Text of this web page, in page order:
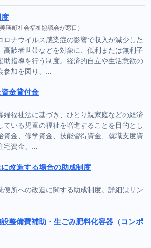
瑛町社会福祉協議会が窓口）
ロナウイルス感染症の影響で収入が減少した
高齢者世帯などを対象に、低利または無利子
助指導を行う制度。経済的自立や生活意欲の
参加を図り、…
金貸付金
婦福祉法に基づき、ひとり親家庭などの経済
ている児童の福祉を増進することを目的とし
資金、修学資金、技能習得資金、就職支度資
宅資金、…
改造する場合の助成制度
便所への改造に関する助成制度。詳細はリン
整備費補助・生ごみ肥料化容器（コンポ